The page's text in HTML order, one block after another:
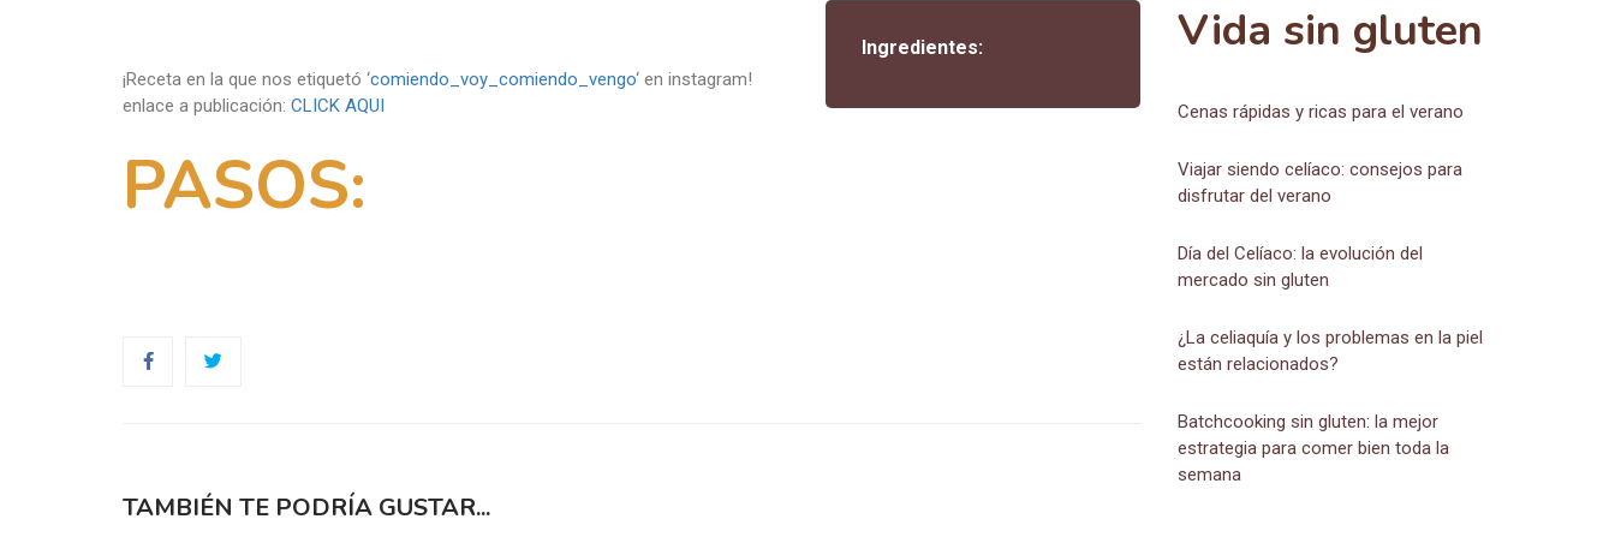
¡Receta en la que nos etiquetó ‘comiendo_voy_comiendo_vengo‘ en instagram!
enlace a publicación: CLICK AQUI
PASOS:
Ingredientes:
TAMBIÉN TE PODRÍA GUSTAR...
Vida sin gluten
Cenas rápidas y ricas para el verano
Viajar siendo celíaco: consejos para
disfrutar del verano
Día del Celíaco: la evolución del
mercado sin gluten
¿La celiaquía y los problemas en la piel
están relacionados?
Batchcooking sin gluten: la mejor
estrategia para comer bien toda la
semana